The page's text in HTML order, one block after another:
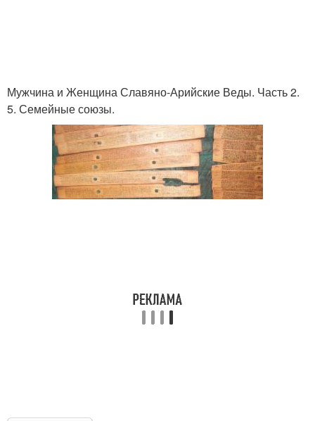
Мужчина и Женщина Славяно-Арийские Веды. Часть 2.
5. Семейные союзы.